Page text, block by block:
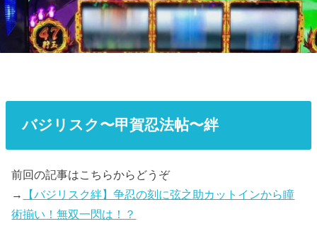
バジリスク〜甲賀忍法帖〜絆
前回の記事はこちらからどうぞ
→
【バジリスク絆】争忍の刻に弦之助カットインから瞳
術揃い！無双一閃は！？